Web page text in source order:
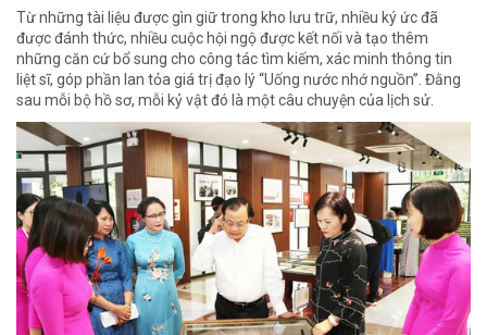
Từ những tài liệu được gìn giữ trong kho lưu trữ, nhiều ký ức đã
được đánh thức, nhiều cuộc hội ngộ được kết nối và tạo thêm
những căn cứ bổ sung cho công tác tìm kiếm, xác minh thông tin
liệt sĩ, góp phần lan tỏa giá trị đạo lý “Uống nước nhớ nguồn”. Đằng
sau mỗi bộ hồ sơ, mỗi kỷ vật đó là một câu chuyện của lịch sử.